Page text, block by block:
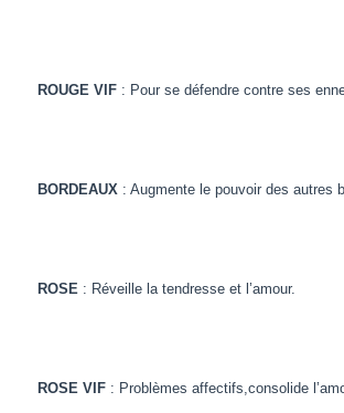
ROUGE VIF : Pour se défendre contre ses
BORDEAUX : Augmente le pouvoir des autres
ROSE : Réveille la tendresse et l’amour.
ROSE VIF : Problèmes affectifs,consolide